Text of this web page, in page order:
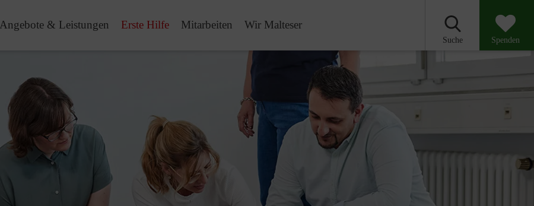
Angebote & Leistungen Erste Hilfe Mitarbeiten Wir Malteser
Suche Spenden